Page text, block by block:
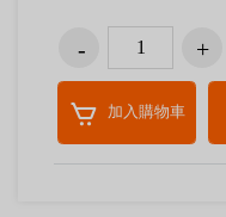
加入購物車